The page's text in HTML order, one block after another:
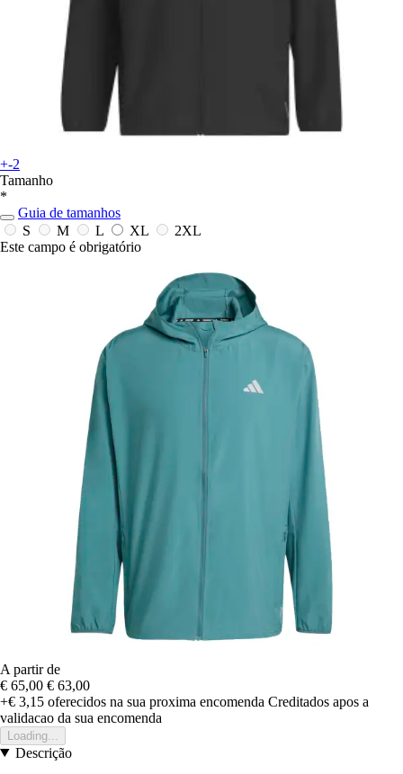
+-2
Tamanho
*
Guia de tamanhos
S
M L XL
2XL
Este campo é obrigatório
A partir de
€ 65,00 € 63,00
+€ 3,15 oferecidos na sua proxima encomenda Creditados apos a
validacao da sua encomenda
Loading...
Descrição